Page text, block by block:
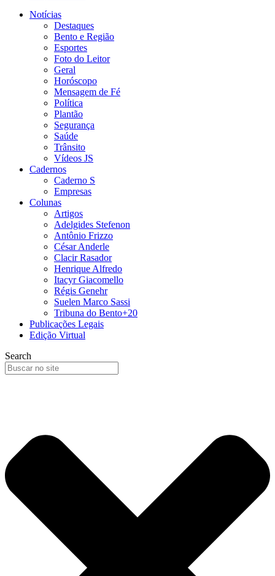
Notícias
Destaques
Bento e Região
Esportes
Foto do Leitor
Geral
Horóscopo
Mensagem de Fé
Política
Plantão
Segurança
Saúde
Trânsito
Vídeos JS
Cadernos
Caderno S
Empresas
Colunas
Artigos
Adelgides Stefenon
Antônio Frizzo
César Anderle
Clacir Rasador
Henrique Alfredo
Itacyr Giacomello
Régis Genehr
Suelen Marco Sassi
Tribuna do Bento+20
Publicações Legais
Edição Virtual
Search